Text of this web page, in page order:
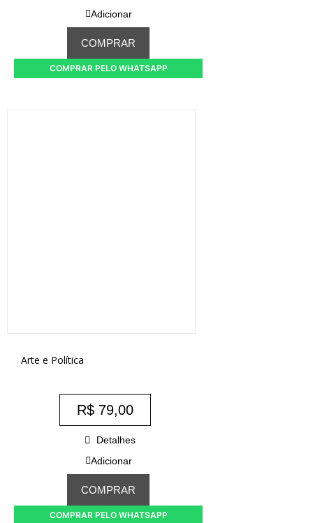
Adicionar
COMPRAR
COMPRAR PELO WHATSAPP
Arte e Política
R$79,00
Detalhes
Adicionar
COMPRAR
COMPRAR PELO WHATSAPP